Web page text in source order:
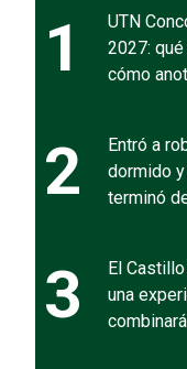
1
UTN
2027:
cómo
2
Entró a
dormido
terminó
3
El
una